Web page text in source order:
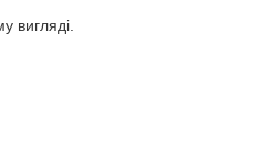
вигляді.